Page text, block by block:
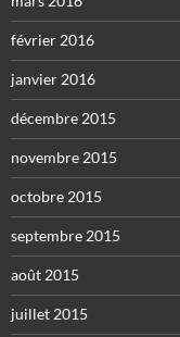
février 2016
janvier 2016
décembre 2015
novembre 2015
octobre 2015
septembre 2015
août 2015
juillet 2015